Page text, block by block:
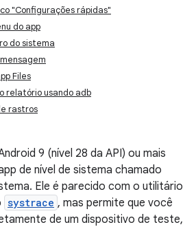
"Configurações rápidas"
do app
do sistema
Files
relatório usando adb
rastros
9 (nível 28 da API) ou mais
de nível de sistema chamado
Ele é parecido com o utilitário
systrace , mas permite que você
de um dispositivo de teste,